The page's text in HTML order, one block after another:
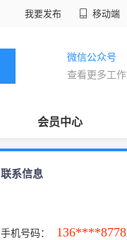
我要发布 移动端
微信公众号
查看更多工作
会员中心
联系信息
手机号码： 136****8778